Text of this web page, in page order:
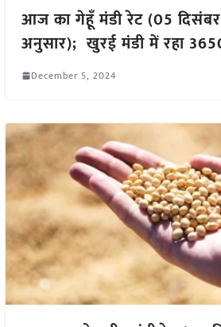
आज का गेहूँ मंडी रेट (05
अनुसार); खुरई मंडी में रहा
December 5, 2024